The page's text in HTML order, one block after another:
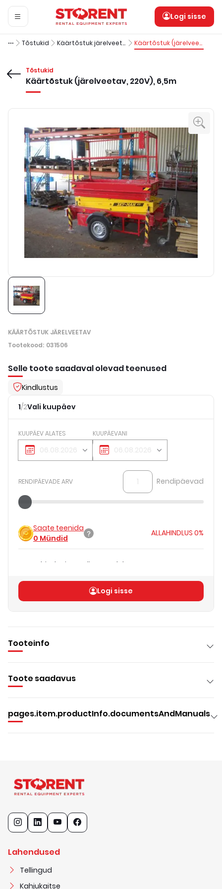
Logi sisse
Tõstukid Käärtõstuk järelveetav Käärtõstuk (järelveetav, 220V), 6,5m
Tõstukid
Käärtõstuk (järelveetav, 220V), 6,5m
KÄÄRTÕSTUK JÄRELVEETAV
Tootekood: 031506
Selle toote saadaval olevad teenused
Kindlustus
1/2Vali kuupäev
KUUPÄEV ALATES KUUPÄEVANI
RENDIPÄEVADE ARV Rendipäevad
Saate teenida
0 Mündid
ALLAHINDLUS 0%
Päevahind teie rendipäevadele
ilma KM-ta)Logi sisse
Tooteinfo
Toote saadavus
pages.item.productInfo.documentsAndManuals
Lahendused
Tellingud
Kahjukaitse